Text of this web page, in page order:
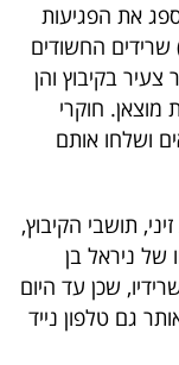
את הפגיעות
שרידים החשודים
בקיבוץ והן
חוקרי
ושלחו אותם
תושבי הקיבוץ,
ניראל בן
שכן עד היום
גם טלפון נייד